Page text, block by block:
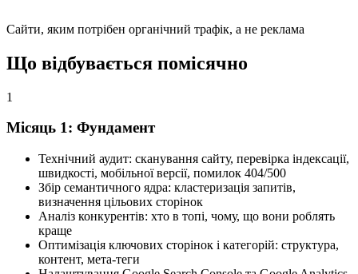
Сайти, яким потрібен органічний трафік, а не реклама
Що відбувається помісячно
1
Місяць 1: Фундамент
Технічний аудит: сканування сайту, перевірка індексації,
швидкості, мобільної версії, помилок 404/500
Збір семантичного ядра: кластеризація запитів,
визначення цільових сторінок
Аналіз конкурентів: хто в топі, чому, що вони роблять
краще
Оптимізація ключових сторінок і категорій: структура,
контент, мета-теги